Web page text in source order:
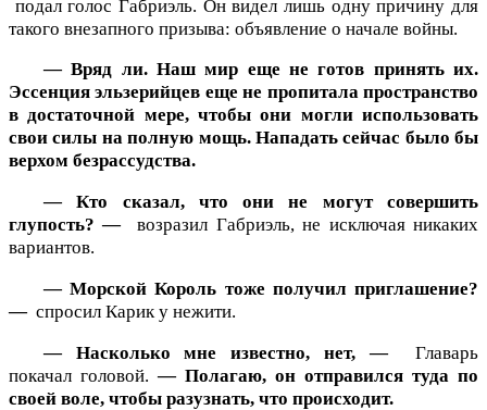
подал голос Габриэль. Он видел лишь одну причину для
такого внезапного призыва: объявление о начале войны.
— Вряд ли. Наш мир еще не готов принять их.
Эссенция эльзерийцев еще не пропитала пространство
в достаточной мере, чтобы они могли использовать
свои силы на полную мощь. Нападать сейчас было бы
верхом безрассудства.
— Кто сказал, что они не могут совершить
глупость? —
возразил Габриэль, не исключая никаких
вариантов.
— Морской Король тоже получил приглашение?
— спросил Карик у нежити.
— Насколько мне известно, нет, —
Главарь
покачал головой.— Полагаю, он отправился туда по
своей воле, чтобы разузнать, что происходит.